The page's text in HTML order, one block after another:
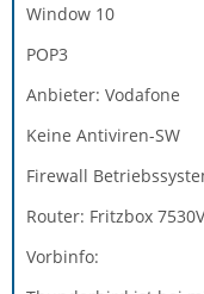
Window 10
POP3
Anbieter: Vodafone
Keine Antiviren-SW
Firewall
Router: Fritzbox
Vorbinfo: